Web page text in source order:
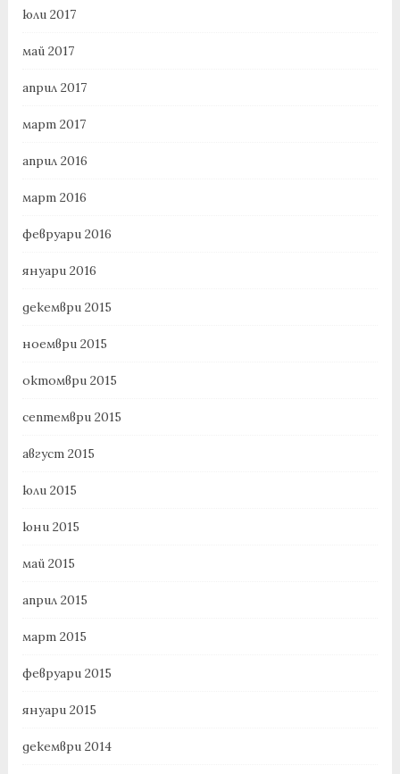
юли 2017
май 2017
април 2017
март 2017
април 2016
март 2016
февруари 2016
януари 2016
декември 2015
ноември 2015
октомври 2015
септември 2015
август 2015
юли 2015
юни 2015
май 2015
април 2015
март 2015
февруари 2015
януари 2015
декември 2014